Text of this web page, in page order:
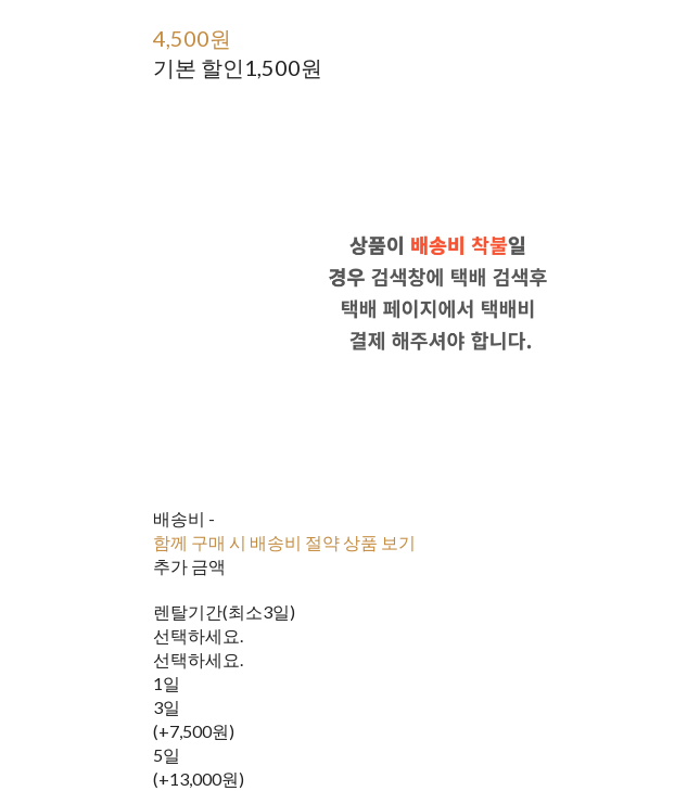
4,500원
기본 할인 1,500원
배송비 -
함께 구매 시 배송비 절약 상품 보기
추가 금액
렌탈기간(최소3일)
선택하세요.
선택하세요.
1일
3일
(+7,500원)
5일
(+13,000원)